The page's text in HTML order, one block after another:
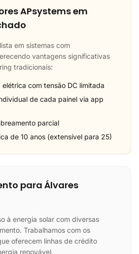
APsystems em
em sistemas com
vantagens significativas
tradicionais:
com tensão DC limitada
de cada painel via app
parcial
de 10 anos (extensível para 25)
para Álvares
à energia solar com diversas
Trabalhamos com os
oferecem linhas de crédito
renovável.